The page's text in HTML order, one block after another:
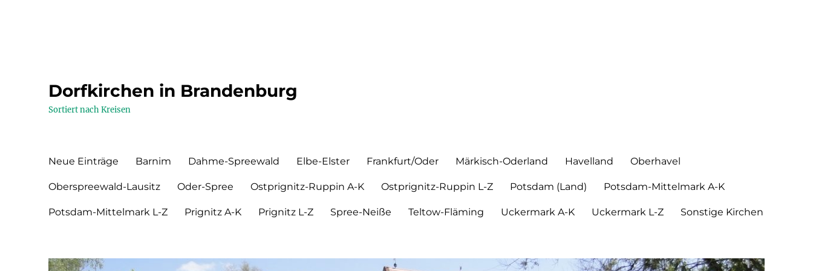
Dorfkirchen in Brandenburg
Sortiert nach Kreisen
Neue Einträge Barnim Dahme-Spreewald Elbe-Elster Frankfurt/Oder Märkisch-Oderland Havelland Oberhavel
Oberspreewald-Lausitz Oder-Spree Ostprignitz-Ruppin A-K Ostprignitz-Ruppin L-Z Potsdam (Land) Potsdam-Mittelmark A-K
Potsdam-Mittelmark L-Z Prignitz A-K Prignitz L-Z Spree-Neiße Teltow-Fläming Uckermark A-K Uckermark L-Z Sonstige Kirchen